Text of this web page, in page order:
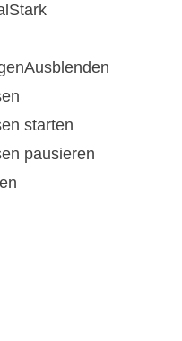
Stark
Ausblenden
starten
pausieren